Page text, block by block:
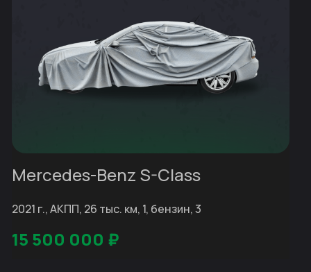
Mercedes-Benz S-Class
2021 г., АКПП, 26 тыс. км, 1, бензин, 3
15 500 000 ₽